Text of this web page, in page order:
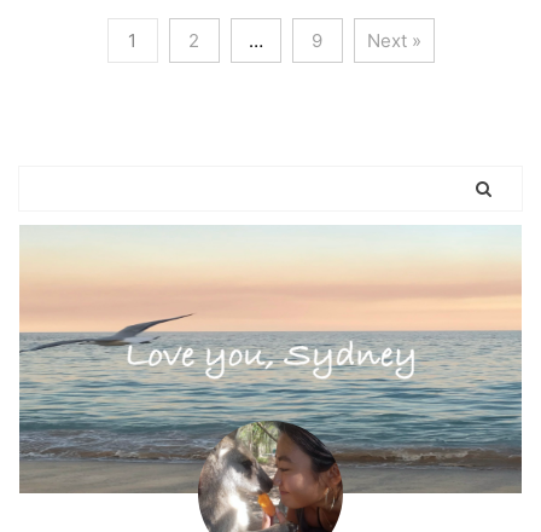
1 2 … 9 Next »